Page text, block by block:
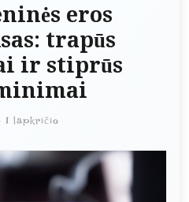
eros
trapūs
ir stiprūs
1 lapkričio